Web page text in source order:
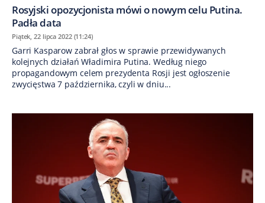
Rosyjski opozycjonista mówi o nowym celu Putina.
Padła data
Piątek, 22 lipca 2022 (11:24)
Garri Kasparow zabrał głos w sprawie przewidywanych
kolejnych działań Władimira Putina. Według niego
propagandowym celem prezydenta Rosji jest ogłoszenie
zwycięstwa 7 października, czyli w dniu...